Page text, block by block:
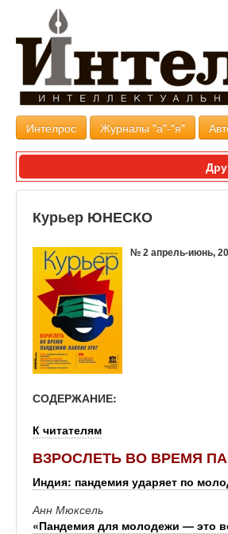
Интелрос Журналы "а"-"я"
Курьер ЮНЕСКО
№ 2 апрель-июнь,
СОДЕРЖАНИЕ:
К читателям
ВЗРОСЛЕТЬ ВО ВРЕМЯ
Индия: пандемия ударяет по
Анн Мюксель
«Пандемия для молодежи — это